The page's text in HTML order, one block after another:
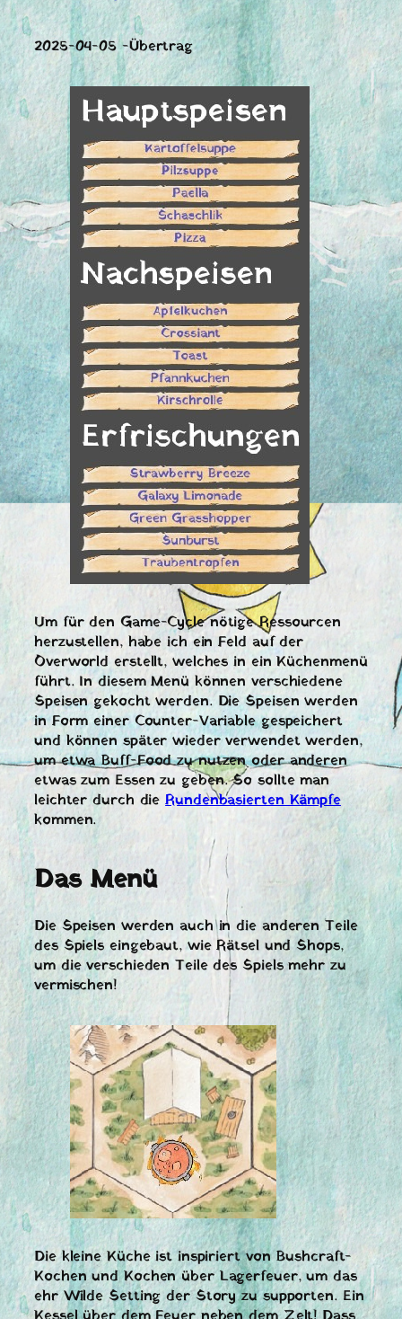
2025-04-05 -Übertrag
Um für den Game-Cycle nötige Ressourcen
herzustellen, habe ich ein Feld auf der
Overworld erstellt, welches in ein Küchenmenü
führt. In diesem Menü können verschiedene
Speisen gekocht werden. Die Speisen werden
in Form einer Counter-Variable gespeichert
und können später wieder verwendet werden,
um etwa Buff-Food zu nutzen oder anderen
etwas zum Essen zu geben. So sollte man
leichter durch dieRundenbasierten Kämpfe
kommen.
Das Menü
Die Speisen werden auch in die anderen Teile
des Spiels eingebaut, wie Rätsel und Shops,
um die verschieden Teile des Spiels mehr zu
vermischen!
Die kleine Küche ist inspiriert von Bushcraft-
Kochen und Kochen über Lagerfeuer, um das
ehr Wilde Setting der Story zu supporten. Ein